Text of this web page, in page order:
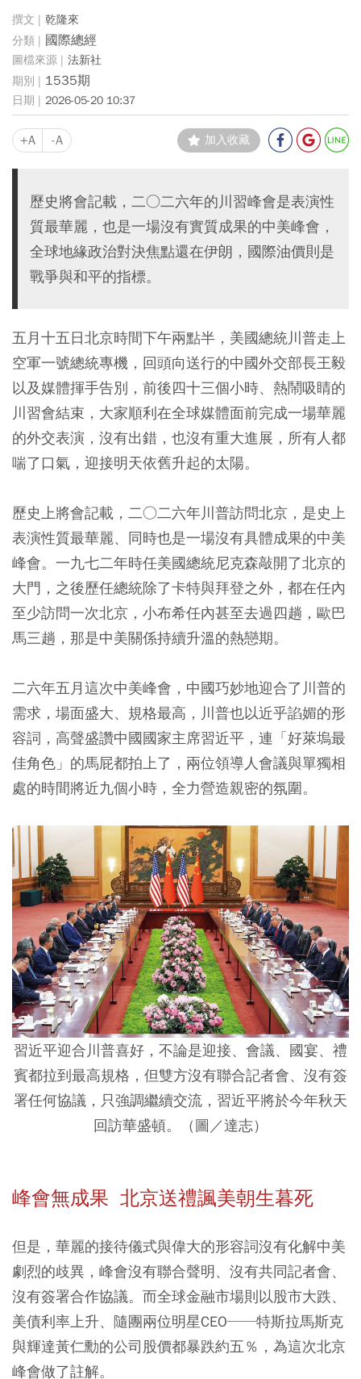
乾隆來
國際總經
法新社
1535期
2026-05-20 10:37
+A -A 加入收藏
歷史將會記載，二○二六年的川習峰會是表演性
質最華麗，也是一場沒有實質成果的中美峰會，
全球地緣政治對決焦點還在伊朗，國際油價則是
戰爭與和平的指標。
五月十五日北京時間下午兩點半，美國總統川普走上
空軍一號總統專機，回頭向送行的中國外交部長王毅
以及媒體揮手告別，前後四十三個小時、熱鬧吸睛的
川習會結束，大家順利在全球媒體面前完成一場華麗
的外交表演，沒有出錯，也沒有重大進展，所有人都
喘了口氣，迎接明天依舊升起的太陽。
歷史上將會記載，二○二六年川普訪問北京，是史上
表演性質最華麗、同時也是一場沒有具體成果的中美
峰會。一九七二年時任美國總統尼克森敲開了北京的
大門，之後歷任總統除了卡特與拜登之外，都在任內
至少訪問一次北京，小布希任內甚至去過四趟，歐巴
馬三趟，那是中美關係持續升溫的熱戀期。
二六年五月這次中美峰會，中國巧妙地迎合了川普的
需求，場面盛大、規格最高，川普也以近乎諂媚的形
容詞，高聲盛讚中國國家主席習近平，連「好萊塢最
佳角色」的馬屁都拍上了，兩位領導人會議與單獨相
處的時間將近九個小時，全力營造親密的氛圍。
習近平迎合川普喜好，不論是迎接、會議、國宴、禮
賓都拉到最高規格，但雙方沒有聯合記者會、沒有簽
署任何協議，只強調繼續交流，習近平將於今年秋天
回訪華盛頓。（圖／達志）
峰會無成果 北京送禮諷美朝生暮死
但是，華麗的接待儀式與偉大的形容詞沒有化解中美
劇烈的歧異，峰會沒有聯合聲明、沒有共同記者會、
沒有簽署合作協議。而全球金融市場則以股市大跌、
美債利率上升、隨團兩位明星CEO──特斯拉馬斯克
與輝達黃仁勳的公司股價都暴跌約五％，為這次北京
峰會做了註解。